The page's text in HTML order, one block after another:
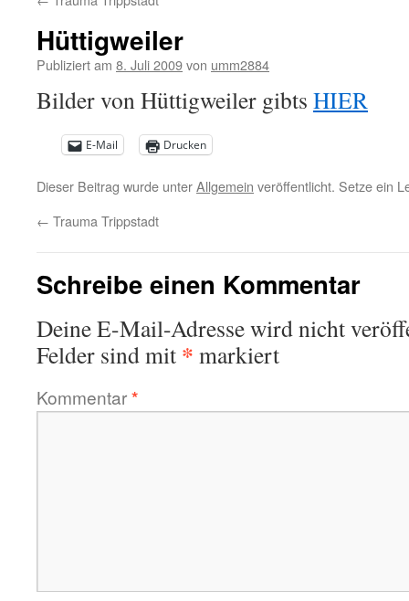
Hüttigweiler
Publiziert am 8. Juli 2009von umm2884
Bilder von Hüttigweiler gibts HIER
E-Mail Drucken
Dieser Beitrag wurde unterAllgemein veröffentlicht. Setze ein
← Trauma Trippstadt
Schreibe einen Kommentar
Deine E-Mail-Adresse wird nicht
Felder sind mit * markiert
Kommentar*